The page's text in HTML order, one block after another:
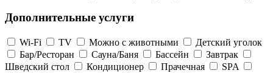
Дополнительные услуги
Wi-Fi TV Можно с животными
Детский уголок
Бар/Ресторан
Сауна/Баня Бассейн
Завтрак
Шведский стол
Кондиционер Прачечная
SPA